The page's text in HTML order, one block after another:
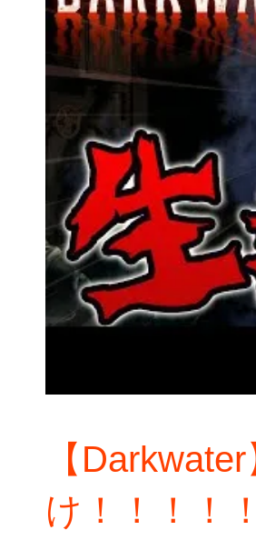
【
け！！！！